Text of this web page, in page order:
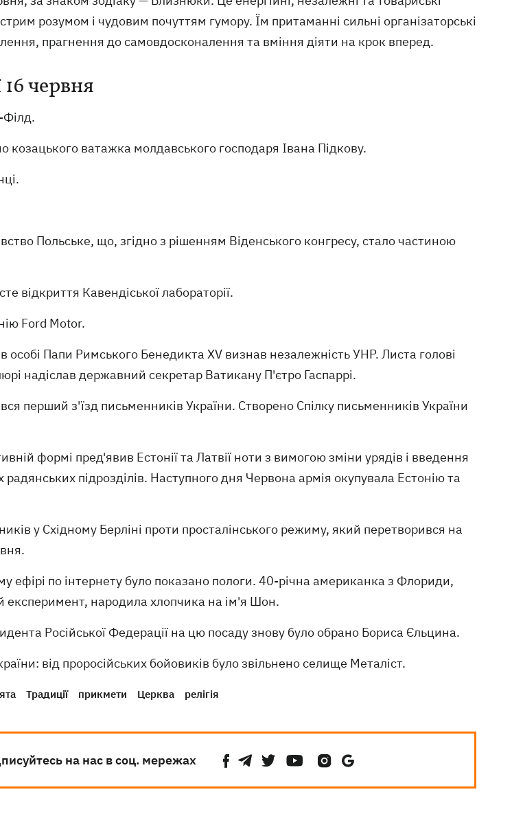
розумом і чудовим почуттям гумору. Їм притаманні сильні організаторські
прагнення до самовдосконалення та вміння діяти на крок вперед.
16 червня
козацького ватажка молдавського господаря Івана Підкову.
Польське, що, згідно з рішенням Віденського конгресу, стало частиною
відкриття Кавендіської лабораторії.
Ford Motor.
Папи Римського Бенедикта XV визнав незалежність УНР. Листа голові
надіслав державний секретар Ватикану П'єтро Гаспаррі.
перший з'їзд письменників України. Створено Спілку письменників України
формі пред'явив Естонії та Латвії ноти з вимогою зміни урядів і введення
підрозділів. Наступного дня Червона армія окупувала Естонію та
у Східному Берліні проти просталінського режиму, який перетворився на
ефірі по інтернету було показано пологи. 40-річна американка з Флориди,
експеримент, народила хлопчика на ім'я Шон.
Російської Федерації на цю посаду знову було обрано Бориса Єльцина.
від проросійських бойовиків було звільнено селище Металіст.
Традиції прикмети Церква релігія
на нас в соц. мережах